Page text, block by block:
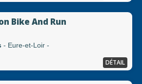
Bike And Run
- Eure-et-Loir -
DÉTAIL